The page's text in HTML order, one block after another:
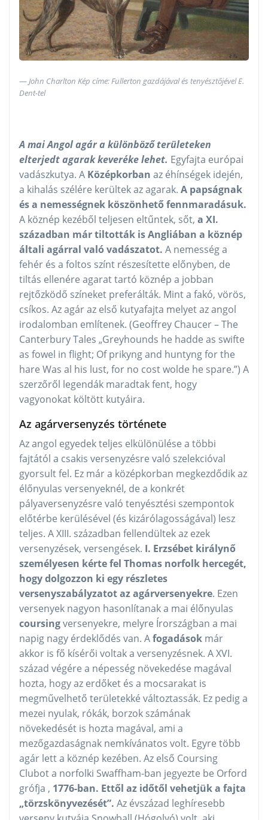
John Charlton Kép címe: Fullerton gazdájával és tenyésztőjével E.
Dent-tel
A mai Angol agár a különböző területeken
elterjedt agarak keveréke lehet. Egyfajta európai
vadászkutya. A Középkorban az éhínségek idején,
a kihalás szélére kerültek az agarak. A papságnak
és a nemességnek köszönhető fennmaradásuk.
A köznép kezéből teljesen eltűntek, sőt, a XI.
században már tiltották is Angliában a köznép
általi agárral való vadászatot. A nemesség a
fehér és a foltos színt részesítette előnyben, de
tiltás ellenére agarat tartó köznép a jobban
rejtőzködő színeket preferálták. Mint a fakó, vörös,
csíkos. Az agár az első kutyafajta melyet az angol
irodalomban említenek. (Geoffrey Chaucer – The
Canterbury Tales „Greyhounds he hadde as swifte
as fowel in flight; Of prikyng and huntyng for the
hare Was al his lust, for no cost wolde he spare.”) A
szerzőről legendák maradtak fent, hogy
vagyonokat költött kutyáira.
Az agárversenyzés története
Az angol egyedek teljes elkülönülése a többi
fajtától a csakis versenyzésre való szelekcióval
gyorsult fel. Ez már a középkorban megkezdődik az
élőnyulas versenyeknél, de a konkrét
pályaversenyzésre való tenyésztési szempontok
előtérbe kerülésével (és kizárólagosságával) lesz
teljes. A XIII. században fellendültek az ezek
versenyzések, versengések. I. Erzsébet királynő
személyesen kérte fel Thomas norfolk hercegét,
hogy dolgozzon ki egy részletes
versenyszabályzatot az agárversenyekre. Ezen
versenyek nagyon hasonlítanak a mai élőnyulas
coursingversenyekre, melyre Írországban a mai
napig nagy érdeklődés van. Afogadások már
akkor is fő kísérői voltak a versenyzésnek. A XVI.
század végére a népesség növekedése magával
hozta, hogy az erdőket és a mocsarakat is
megművelhető területekké változtassák. Ez pedig a
mezei nyulak, rókák, borzok számának
növekedését is hozta magával, ami a
mezőgazdaságnak nemkívánatos volt. Egyre több
agár lett a köznép kezében. Az első Coursing
Clubot a norfolki Swaffham-ban jegyezte be Orford
grófja , 1776-ban. Ettől az időtől vehetjük a fajta
„törzskönyvezését”. Az évszázad leghíresebb